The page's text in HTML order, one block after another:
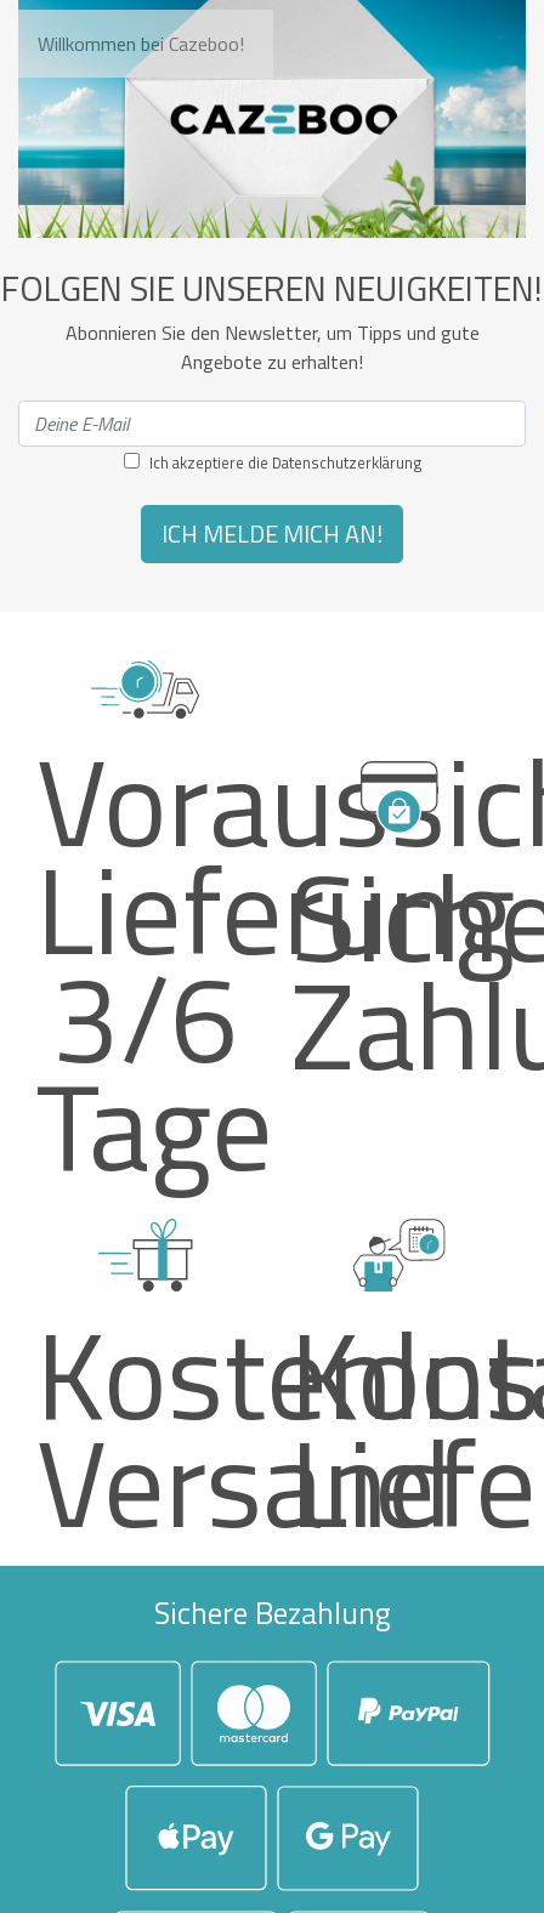
Willkommen bei Cazeboo!
FOLGEN SIE UNSEREN NEUIGKEITEN!
Abonnieren Sie den Newsletter, um Tipps und gute
Angebote zu erhalten!
Ich akzeptiere die Datenschutzerklärung
ICH MELDE MICH AN!
Lieferung
3/6
Tage
Versand
Sichere Bezahlung